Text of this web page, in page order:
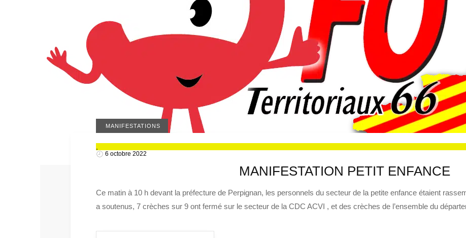
ACTUALITÉS 66
MANIFESTATIONS
6 octobre 2022
MANIFESTATION PETIT ENFANCE
Ce matin à 10 h devant la préfecture de Perpignan, les personnels du secteur de la petite enfance étaient
a soutenus, 7 crèches sur 9 ont fermé sur le secteur de la CDC ACVI , et des crèches de l’ensemble du